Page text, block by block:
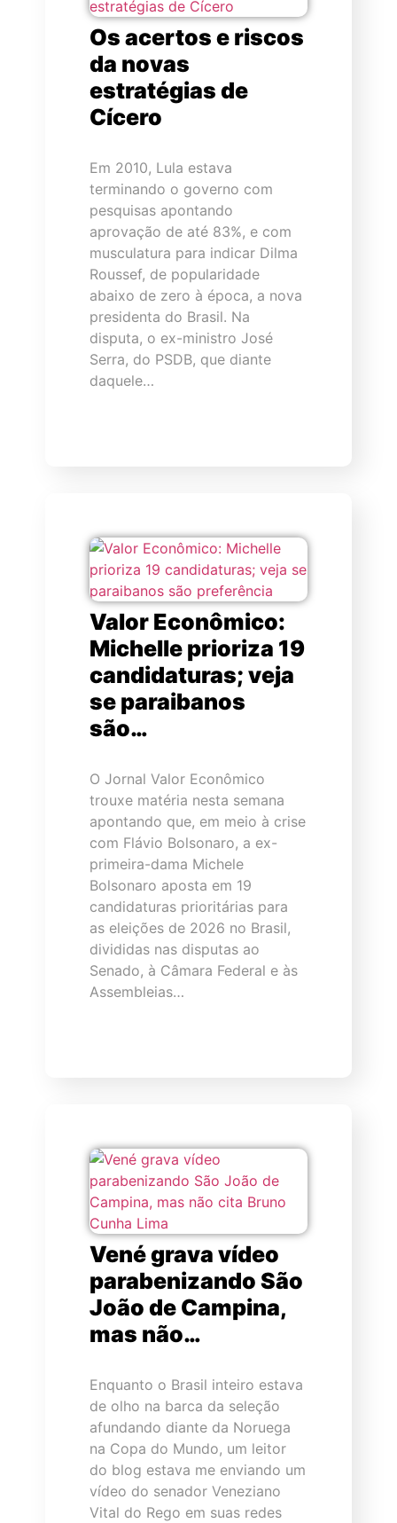
Os acertos e riscos
da novas
estratégias de
Cícero
Em 2010, Lula estava
terminando o governo com
pesquisas apontando
aprovação de até 83%, e com
musculatura para indicar Dilma
Roussef, de popularidade
abaixo de zero à época, a nova
presidenta do Brasil. Na
disputa, o ex-ministro José
Serra, do PSDB, que diante
daquele…
Valor Econômico:
Michelle prioriza 19
candidaturas; veja
se paraibanos
são…
O Jornal Valor Econômico
trouxe matéria nesta semana
apontando que, em meio à crise
com Flávio Bolsonaro, a ex-
primeira-dama Michele
Bolsonaro aposta em 19
candidaturas prioritárias para
as eleições de 2026 no Brasil,
divididas nas disputas ao
Senado, à Câmara Federal e às
Assembleias…
Vené grava vídeo
parabenizando São
João de Campina,
mas não…
Enquanto o Brasil inteiro estava
de olho na barca da seleção
afundando diante da Noruega
na Copa do Mundo, um leitor
do blog estava me enviando um
vídeo do senador Veneziano
Vital do Rego em suas redes